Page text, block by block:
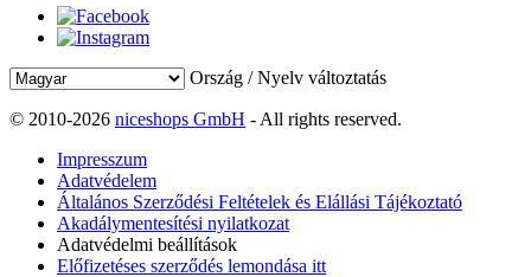
Ország / Nyelv változtatás
© 2010-2026 niceshops GmbH - All rights reserved.
Impresszum
Adatvédelem
Általános Szerződési Feltételek és Elállási Tájékoztató
Akadálymentesítési nyilatkozat
Adatvédelmi beállítások
Előfizetéses szerződés lemondása itt